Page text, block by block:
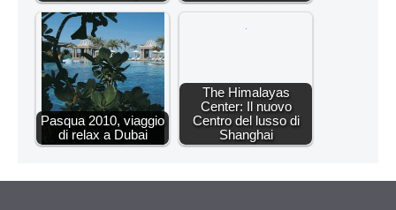
Pasqua 2010, viaggio
di relax a Dubai
The Himalayas
Center: Il nuovo
Centro del lusso di
Shanghai